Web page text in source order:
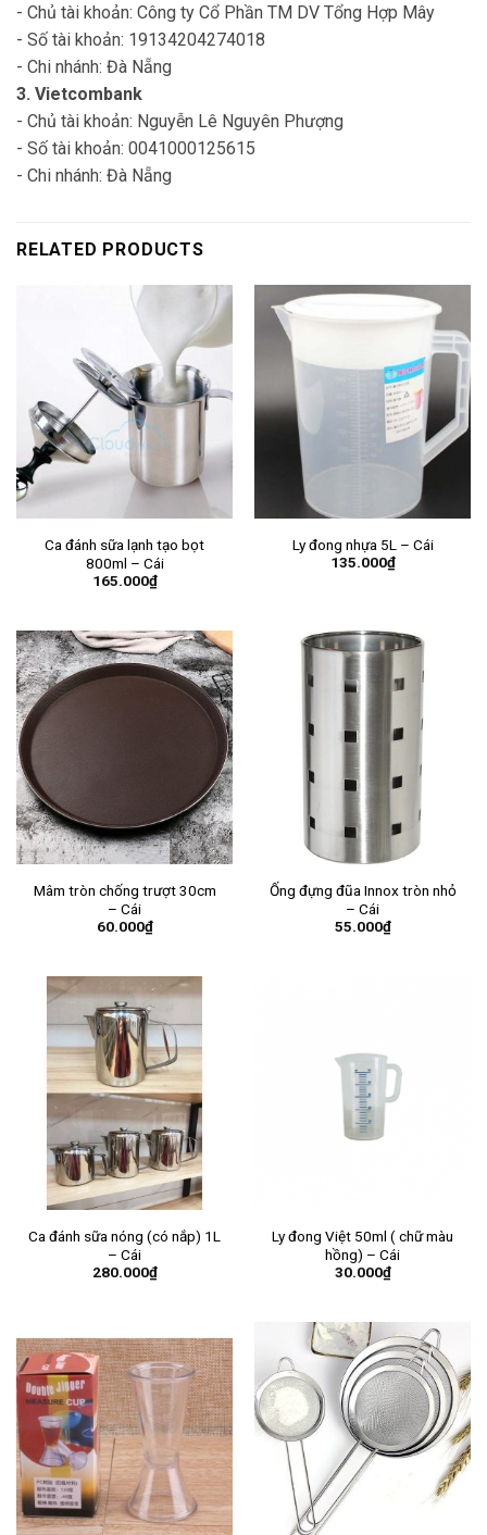
- Chủ tài khoản: Công ty Cổ Phần TM DV Tổng Hợp Mây
- Số tài khoản: 19134204274018
- Chi nhánh: Đà Nẵng
3. Vietcombank
- Chủ tài khoản: Nguyễn Lê Nguyên Phượng
- Số tài khoản: 0041000125615
- Chi nhánh: Đà Nẵng
RELATED PRODUCTS
Ca đánh sữa lạnh tạo bọt
800ml – Cái
165.000₫
Ly đong nhựa 5L – Cái
135.000₫
Mâm tròn chống trượt 30cm
– Cái
60.000₫
Ống đựng đũa Innox tròn nhỏ
– Cái
55.000₫
Ca đánh sữa nóng (có nắp) 1L
– Cái
280.000₫
Ly đong Việt 50ml ( chữ màu
hồng) – Cái
30.000₫